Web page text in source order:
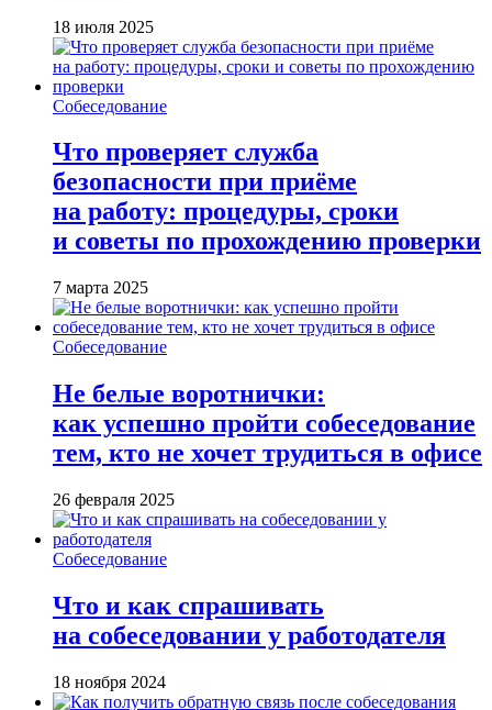
18 июля 2025
Собеседование
Что проверяет служба
безопасности при приёме
на работу: процедуры, сроки
и советы по прохождению проверки
7 марта 2025
Собеседование
Не белые воротнички:
как успешно пройти собеседование
тем, кто не хочет трудиться в офисе
26 февраля 2025
Собеседование
Что и как спрашивать
на собеседовании у работодателя
18 ноября 2024